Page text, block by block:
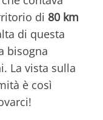
di 80 km
di questa
bisogna
La vista sulla
è così